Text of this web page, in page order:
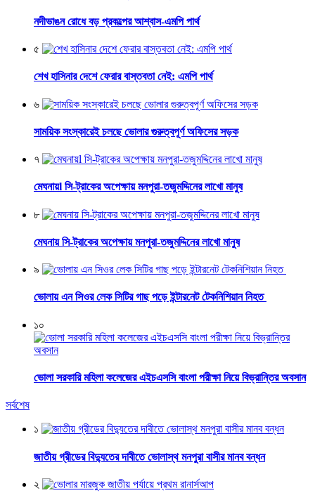
নদীভাঙন রোধে বড় প্রকল্পের আশ্বাস-এমপি পার্থ
৫
শেখ হাসিনার দেশে ফেরার বাস্তবতা নেই: এমপি পার্থ
৬
সাময়িক সংস্কারেই চলছে ভোলার গুরুত্বপূর্ণ অফিসের সড়ক
৭
মেঘনায়l সি-ট্রাকের অপেক্ষায় মনপুরা-তজুমদ্দিনের লাখো মানুষ
৮
মেঘনায় সি-ট্রাকের অপেক্ষায় মনপুরা-তজুমদ্দিনের লাখো মানুষ
৯
ভোলায় এন সিওর লেক সিটির গাছ পড়ে ইন্টারনেট টেকনিশিয়ান নিহত
১০
ভোলা সরকারি মহিলা কলেজের এইচএসসি বাংলা পরীক্ষা নিয়ে বিভ্রান্তির অবসান
সর্বশেষ
১
জাতীয় গ্রীডের বিদ্যুতের দাবীতে ভোলাস্থ মনপুরা বাসীর মানব বন্ধন
২